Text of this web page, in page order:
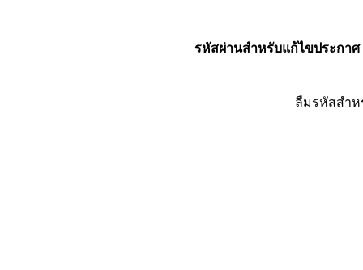
รหัสผ่านสำหรับแก้ไขประกาศ
ลืมรหัสสำ